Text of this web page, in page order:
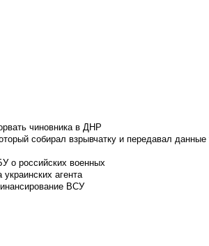
чиновника в ДНР
собирал взрывчатку и передавал данные
о российских военных
агента
ВСУ